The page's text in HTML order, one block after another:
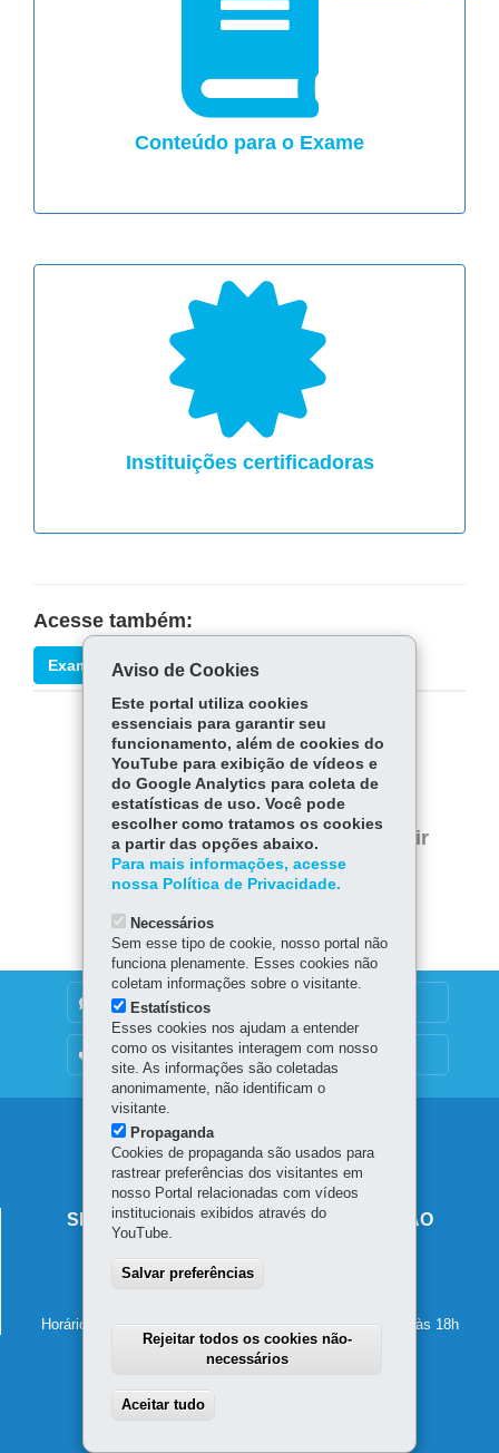
Conteúdo para o Exame
Instituições certificadoras
Acesse também:
Exames de certificação - Legislação
COMPARTILHE:
Fa
ce
bo
ok
Tw
itt
er
W
ha
ts
Ap
p
Voltar Início
Imprimir
Baixar
DENUNCIE CORRUPÇÃO
OUVIDORIA
Navegação
principal
SECRETARIA DE ESTADO DA EDUCAÇÃO
80610-011-Curitiba
Horário de atendimento: de segunda a sexta-feira, das 8h às 18h
Aviso de Cookies
Este portal utiliza cookies
essenciais para garantir seu
funcionamento, além de cookies do
YouTube para exibição de vídeos e
do Google Analytics para coleta de
estatísticas de uso. Você pode
escolher como tratamos os cookies
a partir das opções abaixo.
Para mais informações, acesse
nossa Política de Privacidade.
Necessários
Sem esse tipo de cookie, nosso portal não
funciona plenamente. Esses cookies não
coletam informações sobre o visitante.
Estatísticos
Esses cookies nos ajudam a entender
como os visitantes interagem com nosso
site. As informações são coletadas
anonimamente, não identificam o
visitante.
Propaganda
Cookies de propaganda são usados para
rastrear preferências dos visitantes em
nosso Portal relacionadas com vídeos
institucionais exibidos através do
YouTube.
Salvar preferências
Rejeitar todos os cookies não-
necessários
Aceitar tudo